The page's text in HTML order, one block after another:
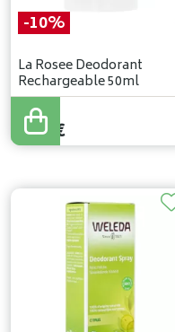
-10%
La Rosee Deodorant
Rechargeable 50ml
10,29
9,26 €